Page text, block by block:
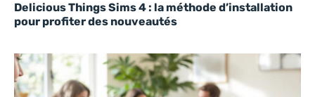
Delicious Things Sims 4 : la méthode d’installation
pour profiter des nouveautés